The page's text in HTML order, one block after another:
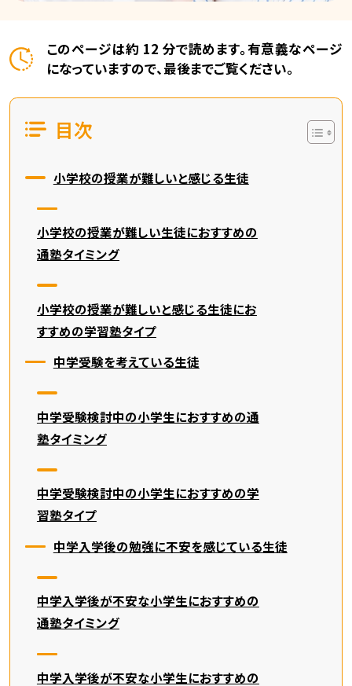
このページは約 12 分で読めます。有意義なページ
になっていますので、最後までご覧ください。
目次
小学校の授業が難しいと感じる生徒
小学校の授業が難しい生徒におすすめの
通塾タイミング
小学校の授業が難しいと感じる生徒にお
すすめの学習塾タイプ
中学受験を考えている生徒
中学受験検討中の小学生におすすめの通
塾タイミング
中学受験検討中の小学生におすすめの学
習塾タイプ
中学入学後の勉強に不安を感じている生徒
中学入学後が不安な小学生におすすめの
通塾タイミング
中学入学後が不安な小学生におすすめの